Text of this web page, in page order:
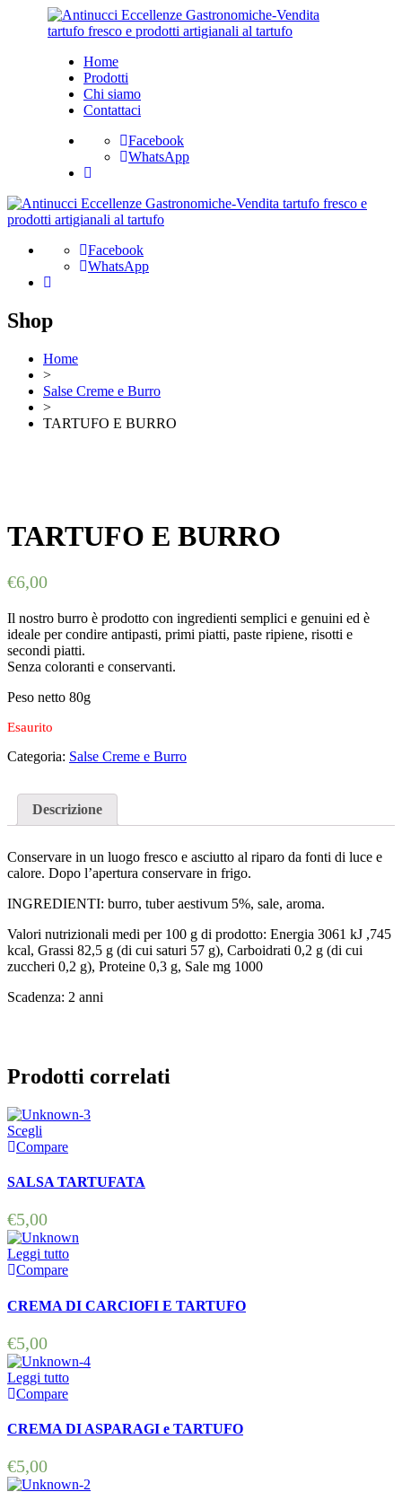
Home
Prodotti
Chi siamo
Contattaci
Facebook
WhatsApp
Facebook
WhatsApp
Shop
Home
>
Salse Creme e Burro
>
TARTUFO E BURRO
TARTUFO E BURRO
€6,00
Il nostro burro è prodotto con ingredienti semplici e genuini ed è
ideale per condire antipasti, primi piatti, paste ripiene, risotti e
secondi piatti.
Senza coloranti e conservanti.
Peso netto 80g
Esaurito
Categoria: Salse Creme e Burro
Descrizione
Conservare in un luogo fresco e asciutto al riparo da fonti di luce e
calore. Dopo l’apertura conservare in frigo.
INGREDIENTI: burro, tuber aestivum 5%, sale, aroma.
Valori nutrizionali medi per 100 g di prodotto: Energia 3061 kJ ,745
kcal, Grassi 82,5 g (di cui saturi 57 g), Carboidrati 0,2 g (di cui
zuccheri 0,2 g), Proteine 0,3 g, Sale mg 1000
Scadenza: 2 anni
Prodotti correlati
Scegli
Compare
SALSA TARTUFATA
€5,00
Leggi tutto
Compare
CREMA DI CARCIOFI E TARTUFO
€5,00
Leggi tutto
Compare
CREMA DI ASPARAGI e TARTUFO
€5,00